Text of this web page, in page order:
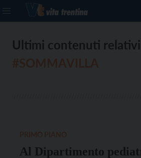
Ultimi contenuti relativi
Al Dipartimento